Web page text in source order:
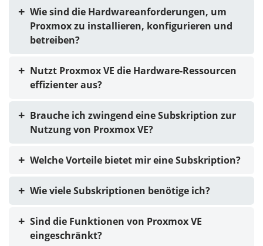
Wie sind die Hardwareanforderungen, um
Proxmox zu installieren, konfigurieren und
betreiben?
Nutzt Proxmox VE die Hardware-Ressourcen
effizienter aus?
Brauche ich zwingend eine Subskription zur
Nutzung von Proxmox VE?
Welche Vorteile bietet mir eine Subskription?
Wie viele Subskriptionen benötige ich?
Sind die Funktionen von Proxmox VE
eingeschränkt?